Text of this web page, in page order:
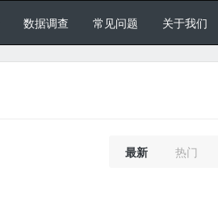
数据调查 常见问题 关于我们
最新 热门